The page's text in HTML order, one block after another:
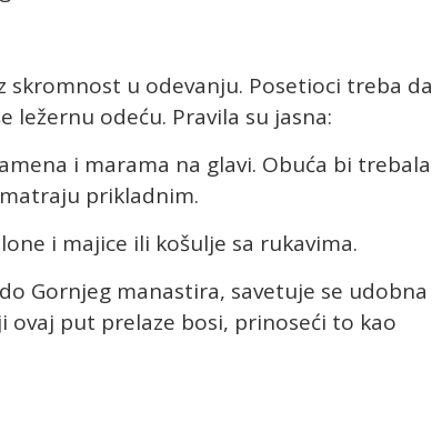
skromnost u odevanju. Posetioci treba da
ležernu odeću. Pravila su jasna:
i marama na glavi. Obuća bi trebala
prikladnim.
i majice ili košulje sa rukavima.
Gornjeg manastira, savetuje se udobna
ovaj put prelaze bosi, prinoseći to kao